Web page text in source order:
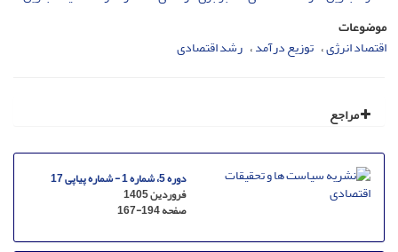
موضوعات
اقتصاد انرژی توزیع درآمد رشد اقتصادی
مراجع
دوره 5، شماره 1 - شماره پیاپی 17
فروردین 1405
صفحه167-194